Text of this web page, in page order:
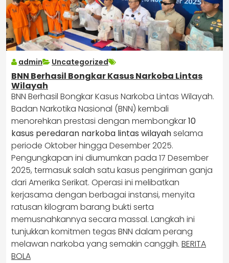
admin Uncategorized
BNN Berhasil Bongkar Kasus Narkoba Lintas
Wilayah
BNN Berhasil Bongkar Kasus Narkoba Lintas Wilayah.
Badan Narkotika Nasional (BNN) kembali
menorehkan prestasi dengan membongkar10
kasus peredaran narkoba lintas wilayahselama
periode Oktober hingga Desember 2025.
Pengungkapan ini diumumkan pada 17 Desember
2025, termasuk salah satu kasus pengiriman ganja
dari Amerika Serikat. Operasi ini melibatkan
kerjasama dengan berbagai instansi, menyita
ratusan kilogram barang bukti serta
memusnahkannya secara massal. Langkah ini
tunjukkan komitmen tegas BNN dalam perang
melawan narkoba yang semakin canggih. BERITA
BOLA